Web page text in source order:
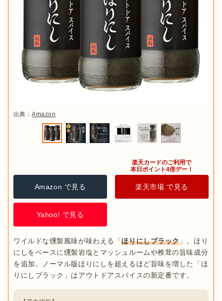
出典：Amazon
Amazon で見る
楽天カードのご利用で
本日ポイント4倍デー！
楽天市場 で見る
Yahoo! で見る
ワイルドな燻製風味が味わえる「ほりにしブラック」。ほり
にしをベースに燻製岩塩とマッシュルームや椎茸の旨味成分
を追加。ノーマル版ほりにしを超えるほど旨味を増した「ほ